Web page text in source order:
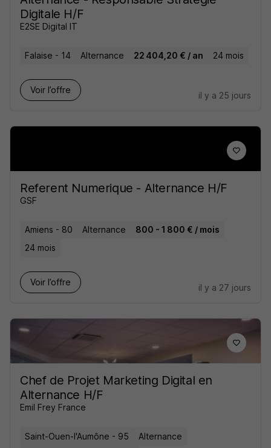
Digitale H/F
E2SE Digital IT
Falaise - 14 Alternance 22 404,20 € / an 24 mois
Voir l’offre
il y a 25 jours
Referent Numerique - Alternance H/F
GSF
Amiens - 80 Alternance
800 - 1 800 € / mois
24 mois
Voir l’offre
il y a 27 jours
Chef de Projet Marketing Digital en
Alternance H/F
Emil Frey France
Saint-Ouen-l'Aumône - 95
Alternance